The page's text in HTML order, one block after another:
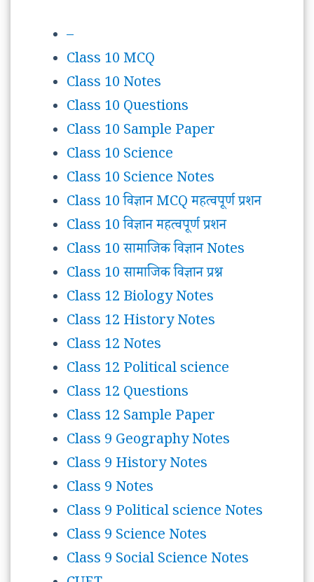
–
Class 10 MCQ
Class 10 Notes
Class 10 Questions
Class 10 Sample Paper
Class 10 Science
Class 10 Science Notes
Class 10 विज्ञान MCQ महत्वपूर्ण प्रशन
Class 10 विज्ञान महत्वपूर्ण प्रशन
Class 10 सामाजिक विज्ञान Notes
Class 10 सामाजिक विज्ञान प्रश्न
Class 12 Biology Notes
Class 12 History Notes
Class 12 Notes
Class 12 Political science
Class 12 Questions
Class 12 Sample Paper
Class 9 Geography Notes
Class 9 History Notes
Class 9 Notes
Class 9 Political science Notes
Class 9 Science Notes
Class 9 Social Science Notes